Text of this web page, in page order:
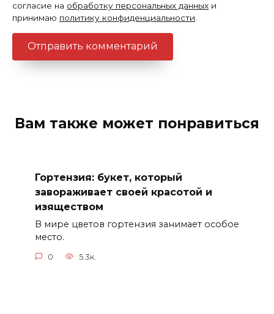
согласие на обработку персональных данных и
принимаю политику конфиденциальности
Вам также может понравиться
Гортензия: букет, который
завораживает своей красотой и
изяществом
В мире цветов гортензия занимает особое
место.
0 5.3к.